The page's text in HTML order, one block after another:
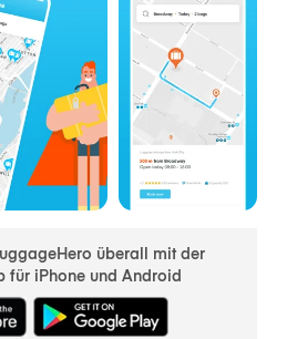
überall mit der
für iPhone und Android